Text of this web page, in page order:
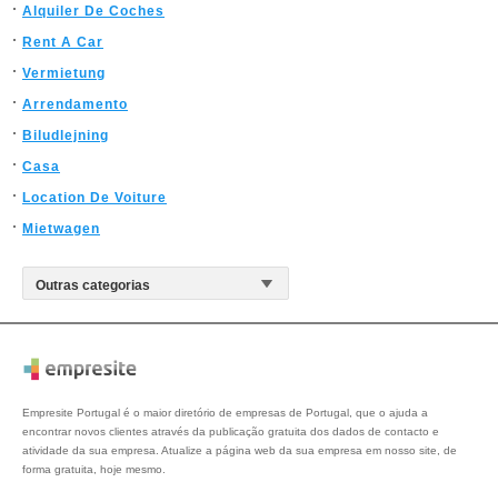
Alquiler De Coches
Rent A Car
Vermietung
Arrendamento
Biludlejning
Casa
Location De Voiture
Mietwagen
Empresite Portugal é o maior diretório de empresas de Portugal, que o ajuda a
encontrar novos clientes através da publicação gratuita dos dados de contacto e
atividade da sua empresa. Atualize a página web da sua empresa em nosso site, de
forma gratuita, hoje mesmo.